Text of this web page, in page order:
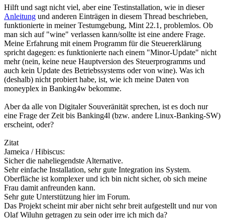
Hilft und sagt nicht viel, aber eine Testinstallation, wie in dieser
Anleitung und anderen Einträgen in diesem Thread beschrieben,
funktionierte in meiner Testumgebung, Mint 22.1, problemlos. Ob
man sich auf "wine" verlassen kann/sollte ist eine andere Frage.
Meine Erfahrung mit einem Programm für die Steuererklärung
spricht dagegen: es funktionierte nach einem "Minor-Update" nicht
mehr (nein, keine neue Hauptversion des Steuerprogramms und
auch kein Update des Betriebssystems oder von wine). Was ich
(deshalb) nicht probiert habe, ist, wie ich meine Daten von
moneyplex in Banking4w bekomme.
Aber da alle von Digitaler Souveränität sprechen, ist es doch nur
eine Frage der Zeit bis Banking4l (bzw. andere Linux-Banking-SW)
erscheint, oder?
Zitat
Jameica / Hibiscus:
Sicher die naheliegendste Alternative.
Sehr einfache Installation, sehr gute Integration ins System.
Oberfläche ist komplexer und ich bin nicht sicher, ob sich meine
Frau damit anfreunden kann.
Sehr gute Unterstützung hier im Forum.
Das Projekt scheint mir aber nicht sehr breit aufgestellt und nur von
Olaf Wiluhn getragen zu sein oder irre ich mich da?